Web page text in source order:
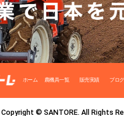
ホーム 農機具一覧 販売実績 ブログ
Copyright © SANTORE. All Rights